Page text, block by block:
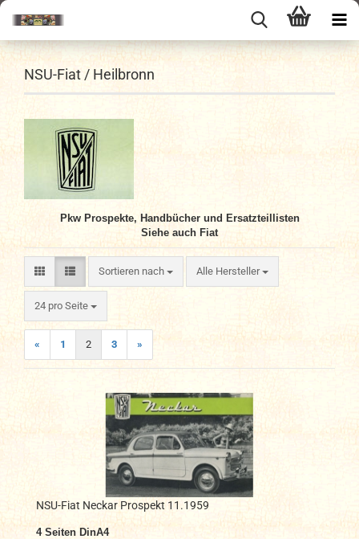
NSU-Fiat / Heilbronn
Pkw Prospekte, Handbücher und Ersatzteillisten
Siehe auch Fiat
Sortieren nach
Sortieren nach Alle Hersteller
24 pro Seite
pro Seite
« 1 2 3 »
NSU-Fiat Neckar Prospekt 11.1959
4 Seiten DinA4